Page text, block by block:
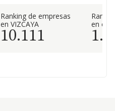
Ranking de empresas
en VIZCAYA
10.111
en el